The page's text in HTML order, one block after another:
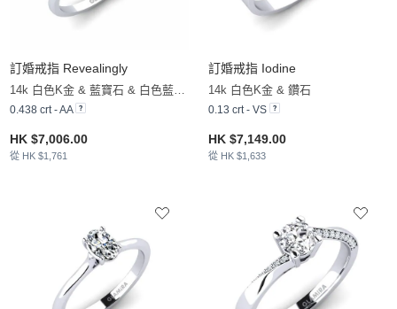
訂婚戒指 Revealingly
14k 白色K金 & 藍寶石 & 白色藍寶石
0.438 crt - AA
HK $7,006.00
從 HK $1,761
訂婚戒指 Iodine
14k 白色K金 & 鑽石
0.13 crt - VS
HK $7,149.00
從 HK $1,633